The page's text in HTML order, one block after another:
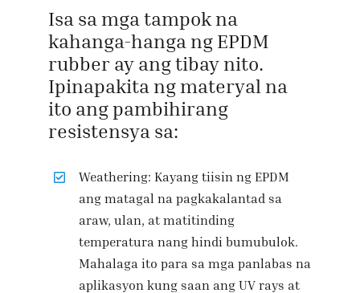
Isa sa mga tampok na
kahanga-hanga ng EPDM
rubber ay ang tibay nito.
Ipinapakita ng materyal na
ito ang pambihirang
resistensya sa:
Weathering: Kayang tiisin ng EPDM
ang matagal na pagkakalantad sa
araw, ulan, at matitinding
temperatura nang hindi bumubulok.
Mahalaga ito para sa mga panlabas na
aplikasyon kung saan ang UV rays at